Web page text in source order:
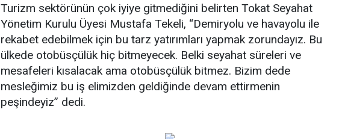
Turizm sektörünün çok iyiye gitmediğini belirten Tokat Seyahat
Yönetim Kurulu Üyesi Mustafa Tekeli, “Demiryolu ve havayolu ile
rekabet edebilmek için bu tarz yatırımları yapmak zorundayız. Bu
ülkede otobüsçülük hiç bitmeyecek. Belki seyahat süreleri ve
mesafeleri kısalacak ama otobüsçülük bitmez. Bizim dede
mesleğimiz bu iş elimizden geldiğinde devam ettirmenin
peşindeyiz” dedi.